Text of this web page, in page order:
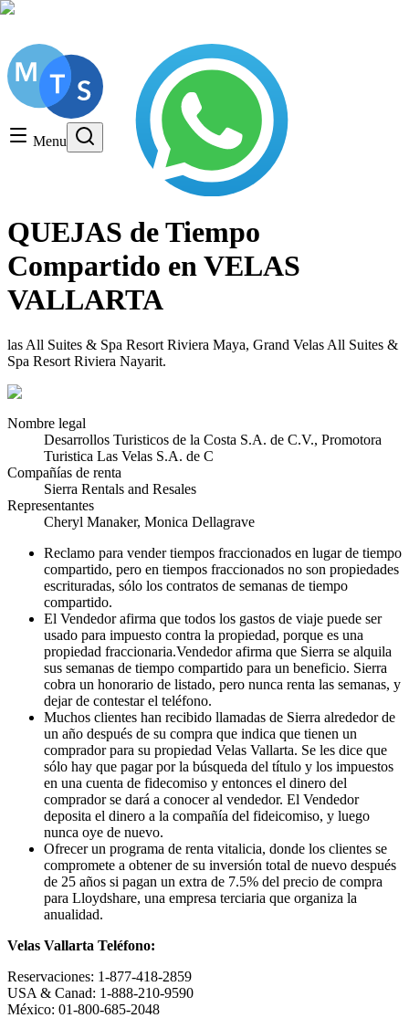
Menu
Timeshare General
Timeshare Cancellation
Timeshare Rentals and Resales
Timeshare Scams and Fraud
QUEJAS de Tiempo
Compartido en VELAS
VALLARTA
las All Suites & Spa Resort Riviera Maya, Grand Velas All Suites &
Spa Resort Riviera Nayarit.
Nombre legal
Desarrollos Turisticos de la Costa S.A. de C.V., Promotora
Turistica Las Velas S.A. de C
Compañías de renta
Sierra Rentals and Resales
Representantes
Cheryl Manaker, Monica Dellagrave
Reclamo para vender tiempos fraccionados en lugar de tiempo
compartido, pero en tiempos fraccionados no son propiedades
escrituradas, sólo los contratos de semanas de tiempo
compartido.
El Vendedor afirma que todos los gastos de viaje puede ser
usado para impuesto contra la propiedad, porque es una
propiedad fraccionaria.Vendedor afirma que Sierra se alquila
sus semanas de tiempo compartido para un beneficio. Sierra
cobra un honorario de listado, pero nunca renta las semanas, y
dejar de contestar el teléfono.
Muchos clientes han recibido llamadas de Sierra alrededor de
un año después de su compra que indica que tienen un
comprador para su propiedad Velas Vallarta. Se les dice que
sólo hay que pagar por la búsqueda del título y los impuestos
en una cuenta de fidecomiso y entonces el dinero del
comprador se dará a conocer al vendedor. El Vendedor
deposita el dinero a la compañía del fideicomiso, y luego
nunca oye de nuevo.
Ofrecer un programa de renta vitalicia, donde los clientes se
compromete a obtener de su inversión total de nuevo después
de 25 años si pagan un extra de 7.5% del precio de compra
para Lloydshare, una empresa terciaria que organiza la
anualidad.
Velas Vallarta Teléfono:
Reservaciones: 1-877-418-2859
USA & Canad: 1-888-210-9590
México: 01-800-685-2048